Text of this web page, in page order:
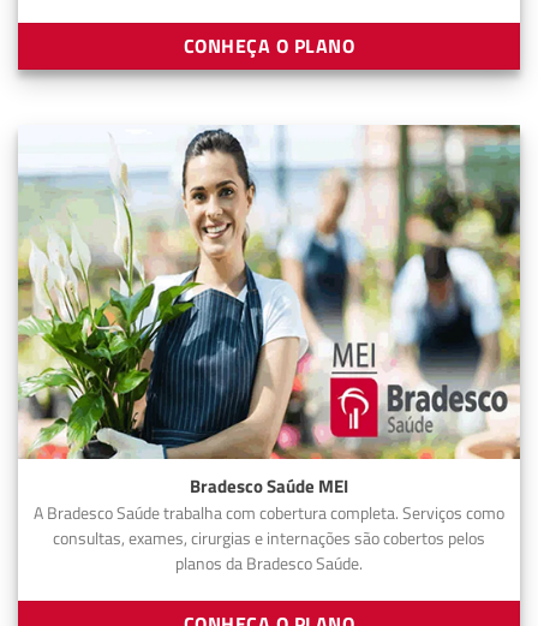
CONHEÇA O PLANO
Bradesco Saúde MEI
A Bradesco Saúde trabalha com cobertura completa. Serviços como
consultas, exames, cirurgias e internações são cobertos pelos
planos da Bradesco Saúde.